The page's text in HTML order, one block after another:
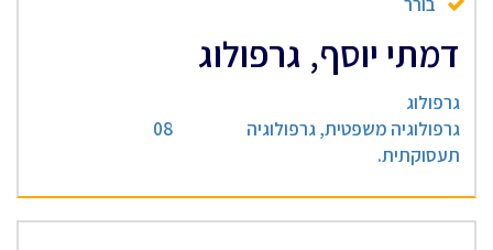
דמתי יוסף, גרפולוג
גרפולוג
גרפולוגיה משפטית, גרפולוגיה
תעסוקתית.
08